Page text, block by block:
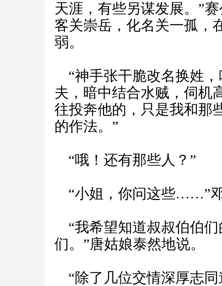
天涯，有些另谋发展。”
客关崇岳，化名关一孤，
弱。
“神手张干脆改名换姓
夫，暗中结合水贼，伺机
往投奔他的，只是我和那
的作法。”
“哦！还有那些人？”
“小姐，你问这些……”
“我希望知道叔叔伯伯
们。”唐姑娘泰然地说。
“除了几位交情深厚志